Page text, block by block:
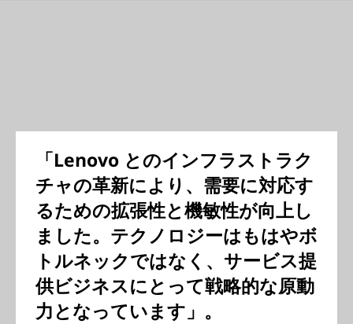
「Lenovo とのインフラストラク
チャの革新により、需要に対応す
るための拡張性と機敏性が向上し
ました。テクノロジーはもはやボ
トルネックではなく、サービス提
供ビジネスにとって戦略的な原動
力となっています」。